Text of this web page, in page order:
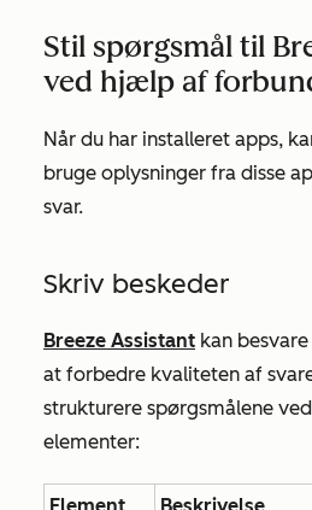
Stil spørgsmål til
ved hjælp af
Når du har installeret apps,
bruge oplysninger fra disse
svar.
Skriv beskeder
Breeze Assistant kan
at forbedre kvaliteten af
strukturere spørgsmålene
elementer: